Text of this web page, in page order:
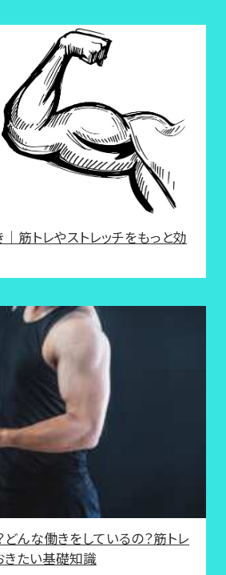
筋トレやストレッチをもっと効
んな働きをしているの？筋トレ
たい基礎知識